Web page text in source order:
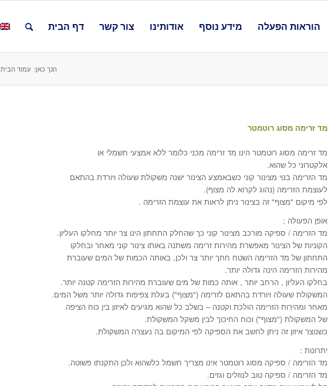
הוראות הפעלה מידע נוסף אודותינו צור קשר דף הבית
הנך כאן: עמוד הבית
מד זרימה מסוג רוטמטר
מד זרימה מסוג רוטמטר הינו מד זרימה מכני כלומר ללא אמצעי חשמלי או
אלקטרוני כל שהוא.
מד הזרימה בנוי מצינור קוני כשבאמצע הצינור ישנה משקולת שעולה ויורדת בהתאם
לעוצמת הזרימה (נהוג לקרוא לה מצוף).
לפי מיקום "מצוף" זה בצינור ניתן לראות את עוצמת הזרימה .
אופן הפעולה :
מד הזרימה / ספיקה מורכב מצינור קוני כך שהחלק התחתון הינו צר יותר מחלקו העליון.
הקוניות של הצינור מאפשרת מהירות זרימה משתנה באותו צינור קוני מאחר ובחלקו
התחתון של מד הזרימה השטח חתך יותר צר ולכן, באותה הכמות של המים שעוברת
מהירות הזרימה הינה גדולה יותר.
בחלקו העליון , הרחב יותר , אותה כמות של מים שעוברת מהירות הזרימה קטנה יותר.
המשקולת שעולה ויורדת בהתאם לזרימה ("מצוף") בעלת צפיפות גדולה יותר משל המים.
מאחר ומהירות הזרימה הולכת וקטנה – בשלב כל שהוא מגיעים לאיזון בין כוח הציפה
של המשקולת ("מצוף") וכוח החיכוך לבין משקל המשקולת.
כשנוצר איזון זה ניתן לחשב את הספיקה לפי המיקום בה נעצרה המשקולת.
יתרונות :
מד הזרימה / ספיקה מסוג רוטמטר אינו מצריך חשמל כלשהוא ולכן התקנתו פשוטה.
מד הזרימה / ספיקה טוב לנוזלים וגזים.